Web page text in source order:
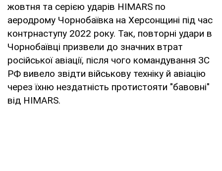
жовтня та серією ударів HIMARS по
аеродрому Чорнобаївка на Херсонщині під час
контрнаступу 2022 року. Так, повторні удари в
Чорнобаївці призвели до значних втрат
російської авіації, після чого командування ЗС
РФ вивело звідти військову техніку й авіацію
через їхню нездатність протистояти "бавовні"
від HIMARS.